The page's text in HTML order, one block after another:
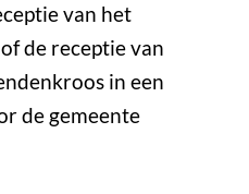
van het
de receptie van
in een
de gemeente